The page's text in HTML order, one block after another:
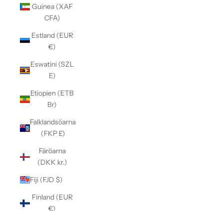
Guinea (XAF
CFA)
Estland (EUR
€)
Eswatini (SZL
E)
Etiopien (ETB
Br)
Falklandsöarna
(FKP £)
Färöarna
(DKK kr.)
Fiji (FJD $)
Finland (EUR
€)